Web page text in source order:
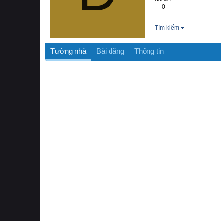
0
Tìm kiếm
Tường nhà Bài đăng Thông tin